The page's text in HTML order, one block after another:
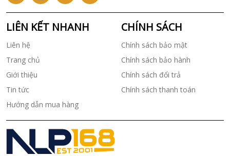
LIÊN KẾT NHANH
Liên hệ
Trang chủ
Giới thiệu
Tin tức
Hướng dẫn mua hàng
CHÍNH SÁCH
Chính sách bảo mật
Chính sách bảo hành
Chính sách đổi trả
Chính sách thanh toán